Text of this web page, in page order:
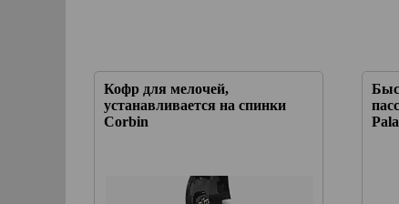
Кофр для мелочей,
устанавливается на спинки
Corbin